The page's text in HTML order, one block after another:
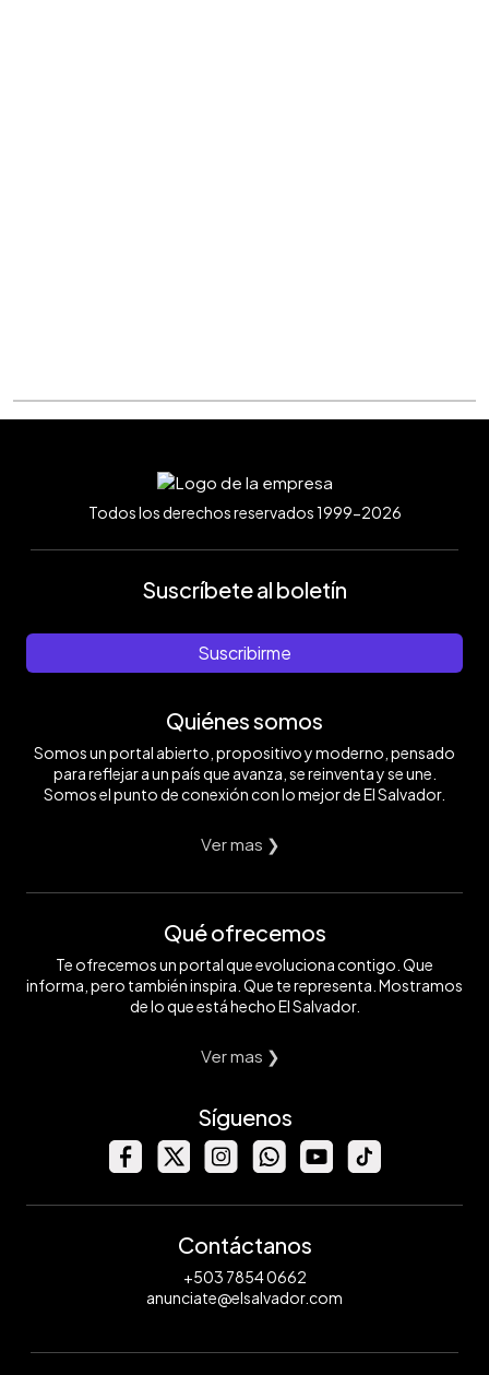
Todos los derechos reservados 1999-2026
Suscríbete al boletín
Suscribirme
Quiénes somos
Somos un portal abierto, propositivo y moderno, pensado
para reflejar a un país que avanza, se reinventa y se une.
Somos el punto de conexión con lo mejor de El Salvador.
Ver mas ❯
Qué ofrecemos
Te ofrecemos un portal que evoluciona contigo. Que
informa, pero también inspira. Que te representa. Mostramos
de lo que está hecho El Salvador.
Ver mas ❯
Síguenos
Contáctanos
+503 7854 0662
anunciate@elsalvador.com